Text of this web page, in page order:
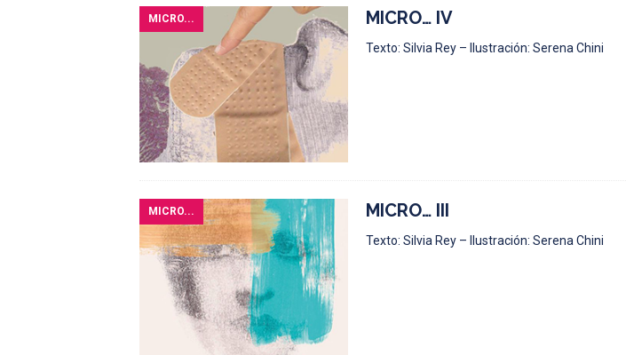
MICRO... MICRO… IV
Texto: Silvia Rey – Ilustración: Serena Chini
MICRO... MICRO… III
Texto: Silvia Rey – Ilustración: Serena Chini